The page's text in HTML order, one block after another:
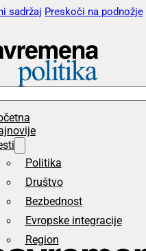
sadržaj Preskoči na podnožje
Politika
Društvo
Bezbednost
Evropske integracije
Region